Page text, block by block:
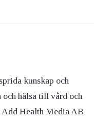
kunskap och
hälsa till vård och
Health Media AB